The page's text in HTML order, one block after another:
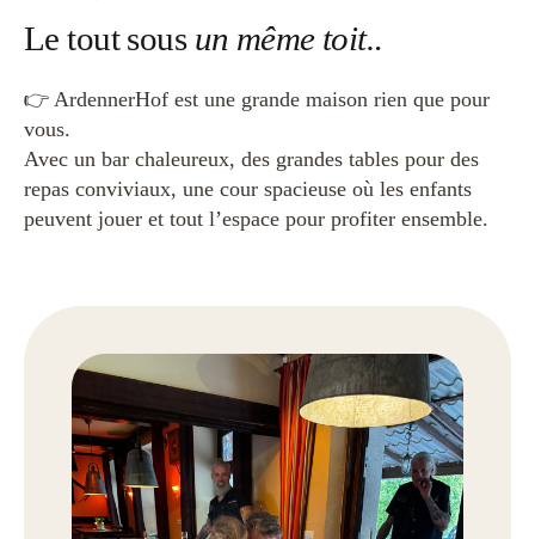
Le tout sous un même toit..
👉 ArdennerHof est une grande maison rien que pour
vous.
Avec un bar chaleureux, des grandes tables pour des
repas conviviaux, une cour spacieuse où les enfants
peuvent jouer et tout l’espace pour profiter ensemble.